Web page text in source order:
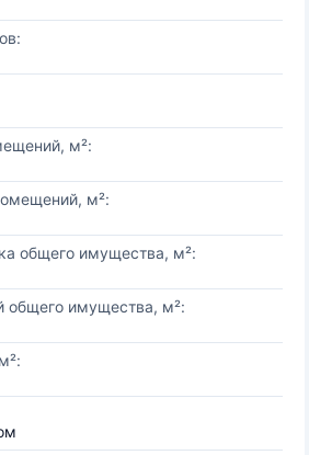
м²:
м²:
общего имущества, м²:
имущества, м²: